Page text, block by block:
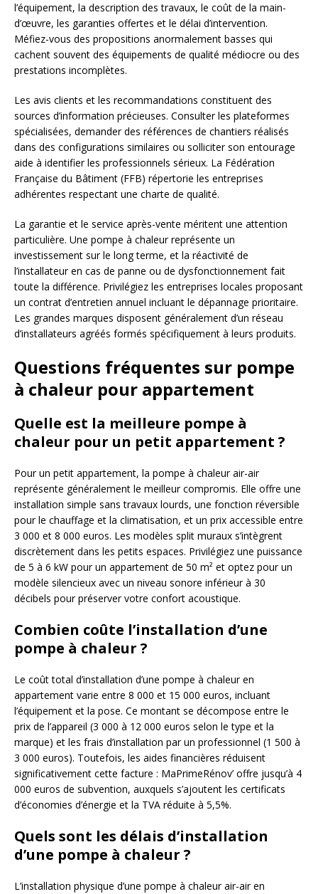
l’équipement, la description des travaux, le coût de la main-
d’œuvre, les garanties offertes et le délai d’intervention.
Méfiez-vous des propositions anormalement basses qui
cachent souvent des équipements de qualité médiocre ou des
prestations incomplètes.
Les avis clients et les recommandations constituent des
sources d’information précieuses. Consulter les plateformes
spécialisées, demander des références de chantiers réalisés
dans des configurations similaires ou solliciter son entourage
aide à identifier les professionnels sérieux. La Fédération
Française du Bâtiment (FFB) répertorie les entreprises
adhérentes respectant une charte de qualité.
La garantie et le service après-vente méritent une attention
particulière. Une pompe à chaleur représente un
investissement sur le long terme, et la réactivité de
l’installateur en cas de panne ou de dysfonctionnement fait
toute la différence. Privilégiez les entreprises locales proposant
un contrat d’entretien annuel incluant le dépannage prioritaire.
Les grandes marques disposent généralement d’un réseau
d’installateurs agréés formés spécifiquement à leurs produits.
Questions fréquentes sur pompe
à chaleur pour appartement
Quelle est la meilleure pompe à
chaleur pour un petit appartement ?
Pour un petit appartement, la pompe à chaleur air-air
représente généralement le meilleur compromis. Elle offre une
installation simple sans travaux lourds, une fonction réversible
pour le chauffage et la climatisation, et un prix accessible entre
3 000 et 8 000 euros. Les modèles split muraux s’intègrent
discrètement dans les petits espaces. Privilégiez une puissance
de 5 à 6 kW pour un appartement de 50 m² et optez pour un
modèle silencieux avec un niveau sonore inférieur à 30
décibels pour préserver votre confort acoustique.
Combien coûte l’installation d’une
pompe à chaleur ?
Le coût total d’installation d’une pompe à chaleur en
appartement varie entre 8 000 et 15 000 euros, incluant
l’équipement et la pose. Ce montant se décompose entre le
prix de l’appareil (3 000 à 12 000 euros selon le type et la
marque) et les frais d’installation par un professionnel (1 500 à
3 000 euros). Toutefois, les aides financières réduisent
significativement cette facture : MaPrimeRénov’ offre jusqu’à 4
000 euros de subvention, auxquels s’ajoutent les certificats
d’économies d’énergie et la TVA réduite à 5,5%.
Quels sont les délais d’installation
d’une pompe à chaleur ?
L’installation physique d’une pompe à chaleur air-air en